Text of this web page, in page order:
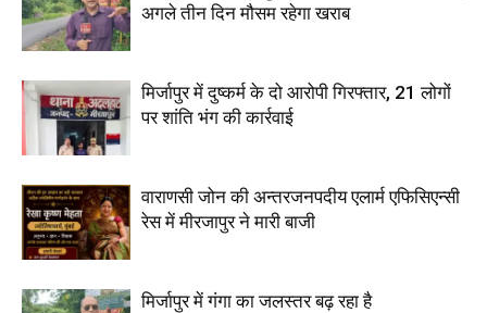
अगले तीन दिन मौसम रहेगा खराब
मिर्जापुर में दुष्कर्म के दो आरोपी गिरफ्तार, 21 लोगों
पर शांति भंग की कार्रवाई
वाराणसी जोन की अन्तरजनपदीय एलार्म एफिसिएन्सी
रेस में मीरजापुर ने मारी बाजी
मिर्जापुर में गंगा का जलस्तर बढ़ रहा है